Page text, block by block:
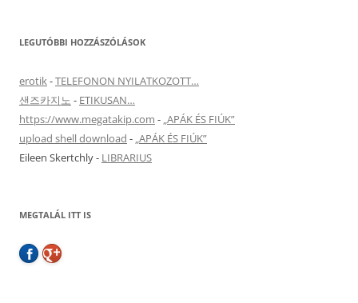
LEGUTÓBBI HOZZÁSZÓLÁSOK
erotik-TELEFONON NYILATKOZOTT…
샌즈카지노 - ETIKUSAN…
https://www.megatakip.com - „APÁK ÉS FIÚK”
upload shell download - „APÁK ÉS FIÚK”
Eileen Skertchly- LIBRARIUS
MEGTALÁL ITT IS